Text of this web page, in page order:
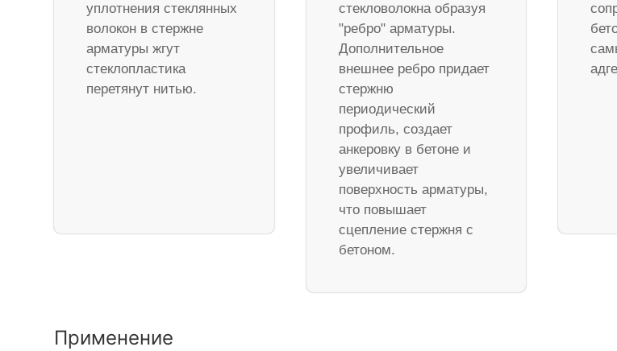
уплотнения стеклянных
волокон в стержне
арматуры жгут
стеклопластика
перетянут нитью.
стекловолокна образуя
"ребро" арматуры.
Дополнительное
внешнее ребро придает
стержню
периодический
профиль, создает
анкеровку в бетоне и
увеличивает
поверхность арматуры,
что повышает
сцепление стержня с
бетоном.
Применение